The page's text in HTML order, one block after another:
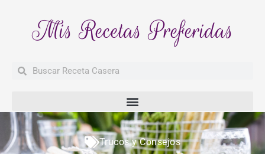
Mis Recetas Preferidas
BuscarBuscar
Trucos y Consejos